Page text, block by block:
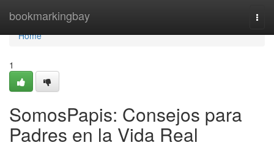
bookmarkingbay
Home
Home
1
SomosPapis: Consejos para
Padres en la Vida Real